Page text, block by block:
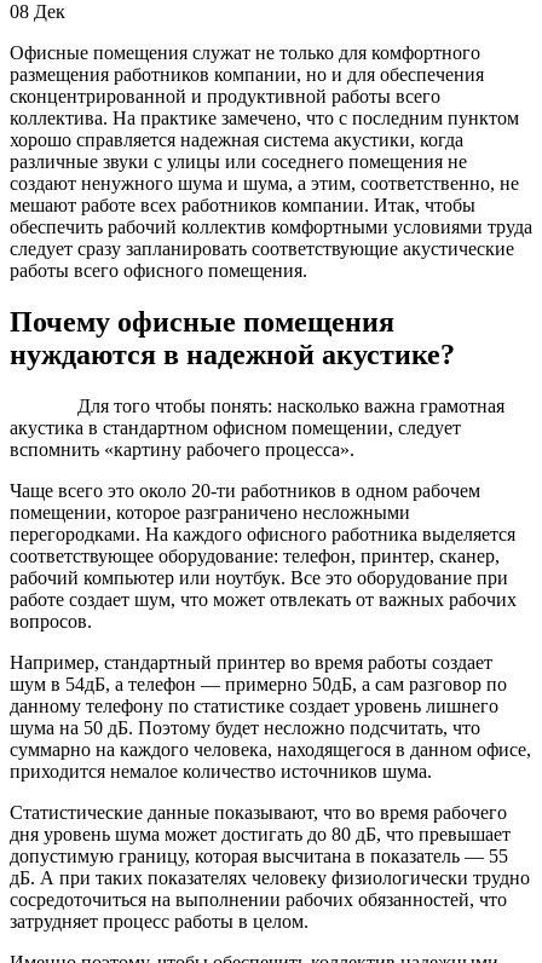
08 Дек
Офисные помещения служат не только для комфортного
размещения работников компании, но и для обеспечения
сконцентрированной и продуктивной работы всего
коллектива. На практике замечено, что с последним пунктом
хорошо справляется надежная система акустики, когда
различные звуки с улицы или соседнего помещения не
создают ненужного шума и шума, а этим, соответственно, не
мешают работе всех работников компании. Итак, чтобы
обеспечить рабочий коллектив комфортными условиями труда
следует сразу запланировать соответствующие акустические
работы всего офисного помещения.
Почему офисные помещения
нуждаются в надежной акустике?
Для того чтобы понять: насколько важна грамотная
акустика в стандартном офисном помещении, следует
вспомнить «картину рабочего процесса».
Чаще всего это около 20-ти работников в одном рабочем
помещении, которое разграничено несложными
перегородками. На каждого офисного работника выделяется
соответствующее оборудование: телефон, принтер, сканер,
рабочий компьютер или ноутбук. Все это оборудование при
работе создает шум, что может отвлекать от важных рабочих
вопросов.
Например, стандартный принтер во время работы создает
шум в 54дБ, а телефон — примерно 50дБ, а сам разговор по
данному телефону по статистике создает уровень лишнего
шума на 50 дБ. Поэтому будет несложно подсчитать, что
суммарно на каждого человека, находящегося в данном офисе,
приходится немалое количество источников шума.
Статистические данные показывают, что во время рабочего
дня уровень шума может достигать до 80 дБ, что превышает
допустимую границу, которая высчитана в показатель — 55
дБ. А при таких показателях человеку физиологически трудно
сосредоточиться на выполнении рабочих обязанностей, что
затрудняет процесс работы в целом.